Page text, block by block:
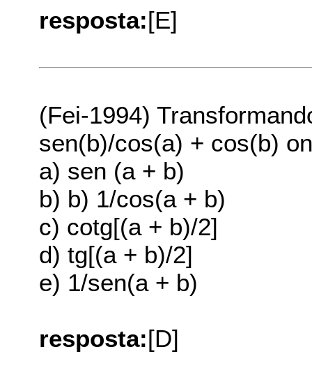
resposta:[E]
(Fei-1994)
sen(b)/cos(a) + cos(b)
a) sen (a + b)
b) b) 1/cos(a + b)
c) cotg[(a + b)/2]
d) tg[(a + b)/2]
e) 1/sen(a + b)
resposta:[D]